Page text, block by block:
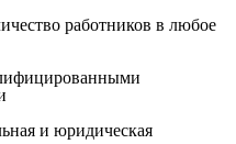
работников в любое
и юридическая